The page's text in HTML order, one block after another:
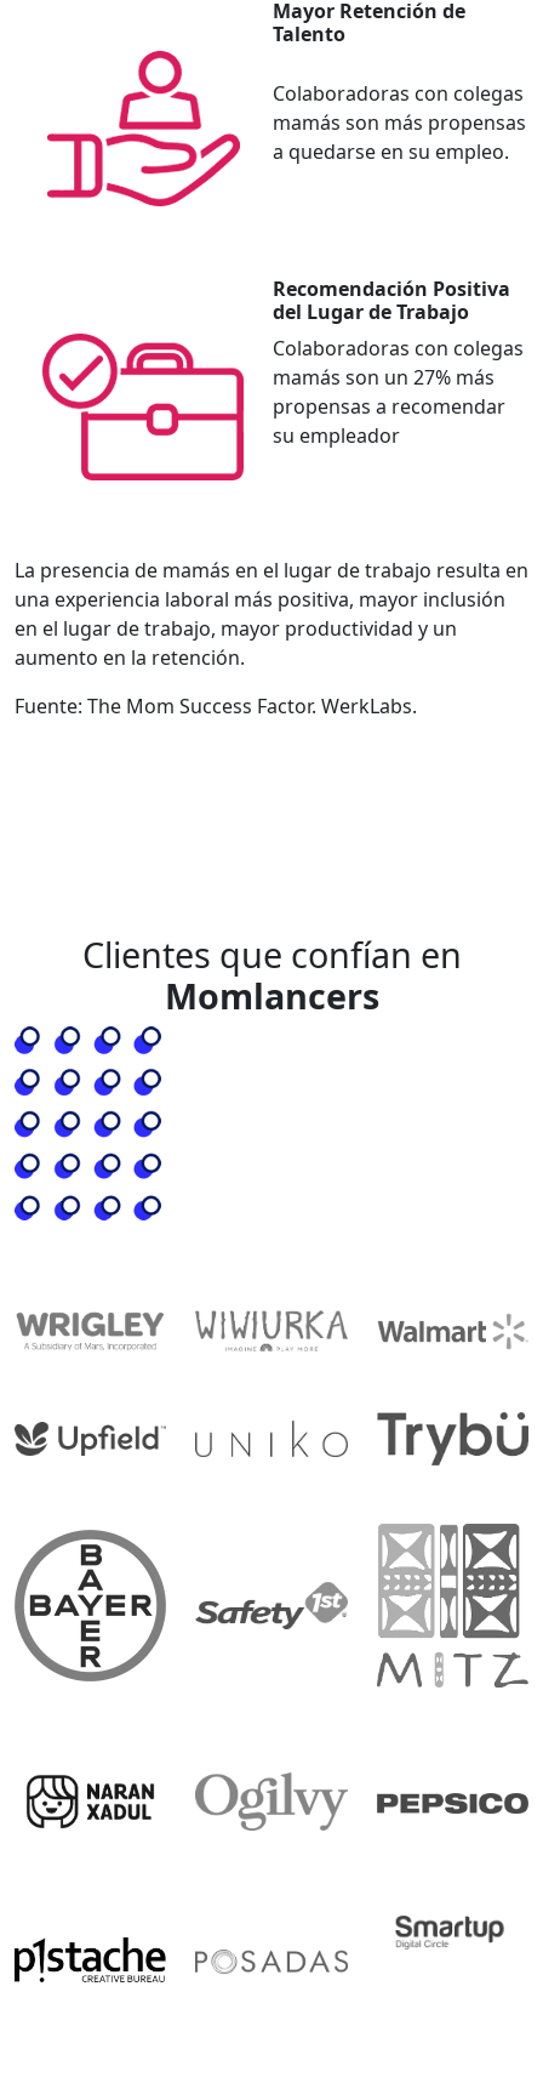
Mayor Retención de
Talento
Colaboradoras con colegas
mamás son más propensas
a quedarse en su empleo.
Recomendación Positiva
del Lugar de Trabajo
Colaboradoras con colegas
mamás son un 27% más
propensas a recomendar
su empleador
La presencia de mamás en el lugar de trabajo resulta en
una experiencia laboral más positiva, mayor inclusión
en el lugar de trabajo, mayor productividad y un
aumento en la retención.
Fuente: The Mom Success Factor. WerkLabs.
Clientes que confían en
Momlancers